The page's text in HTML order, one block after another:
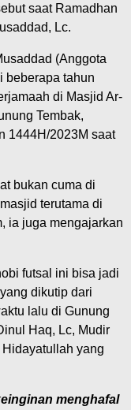
saat Ramadhan
Lc.
(Anggota
beberapa tahun
di Masjid Ar-
Tembak,
1444H/2023M saat
bukan cuma di
terutama di
ia juga mengajarkan
futsal ini bisa jadi
dikutip dari
lalu di Gunung
Haq, Lc, Mudir
yang
menghafal